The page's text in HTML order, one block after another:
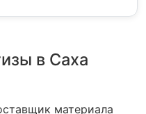
в Саха
материала